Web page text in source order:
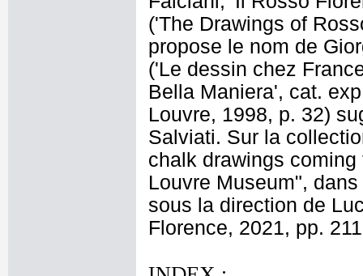
('The Drawings of
propose le nom de
('Le dessin chez
Bella Maniera', cat.
Louvre, 1998, p. 32)
Salviati. Sur la
chalk drawings
Louvre Museum",
sous la direction de
Florence, 2021, pp.